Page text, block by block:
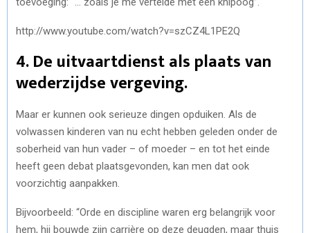
http://www.youtube.com/watch?v=szCZ4L1PE2Q
4. De uitvaartdienst als plaats van
wederzijdse vergeving.
Maar er kunnen ook serieuze dingen opduiken. Als de
volwassen kinderen van nu echt hebben geleden onder de
soberheid van hun vader – of moeder – en tot het einde
heeft geen debat plaatsgevonden, kan men dat ook
voorzichtig aanpakken.
Bijvoorbeeld: “Orde en discipline waren erg belangrijk voor
hem, hij bouwde zijn carrière op deze deugden, maar thuis